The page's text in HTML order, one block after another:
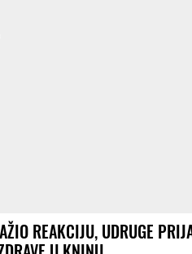
REAKCIJU, UDRUGE